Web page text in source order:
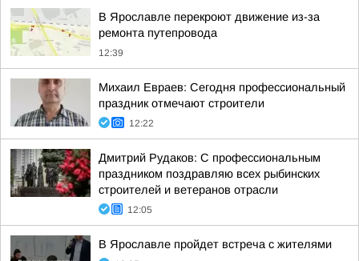
В Ярославле перекроют движение из-за
ремонта путепровода
12:39
Михаил Евраев: Сегодня профессиональный
праздник отмечают строители
12:22
Дмитрий Рудаков: С профессиональным
праздником поздравляю всех рыбинских
строителей и ветеранов отрасли
12:05
В Ярославле пройдет встреча с жителями